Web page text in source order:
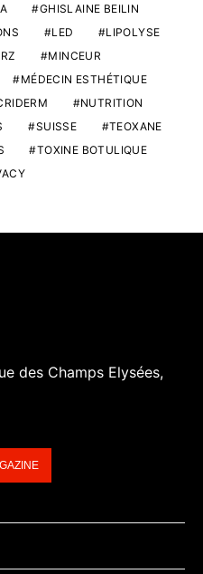
GHISLAINE BEILIN
LED
LIPOLYSE
MINCEUR
MÉDECIN ESTHÉTIQUE
NUTRITION
SUISSE
TEOXANE
TOXINE BOTULIQUE
des Champs Elysées,